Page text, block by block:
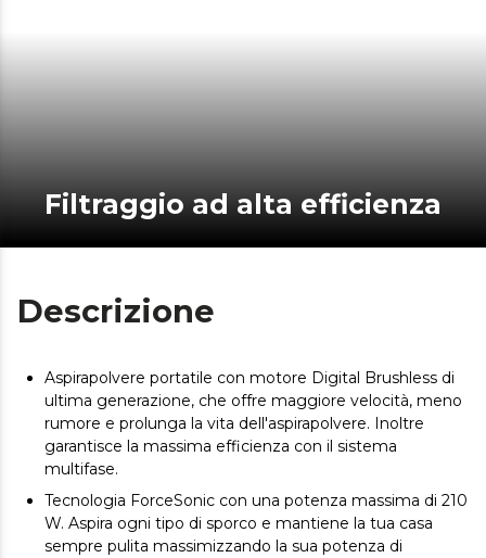
Filtraggio ad alta efficienza
Descrizione
Aspirapolvere portatile con motore Digital Brushless di
ultima generazione, che offre maggiore velocità, meno
rumore e prolunga la vita dell'aspirapolvere. Inoltre
garantisce la massima efficienza con il sistema
multifase.
Tecnologia ForceSonic con una potenza massima di 210
W. Aspira ogni tipo di sporco e mantiene la tua casa
sempre pulita massimizzando la sua potenza di